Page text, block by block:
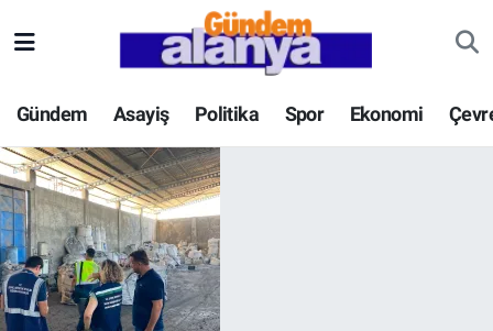
Gündem Asayiş Politika Spor Ekonomi